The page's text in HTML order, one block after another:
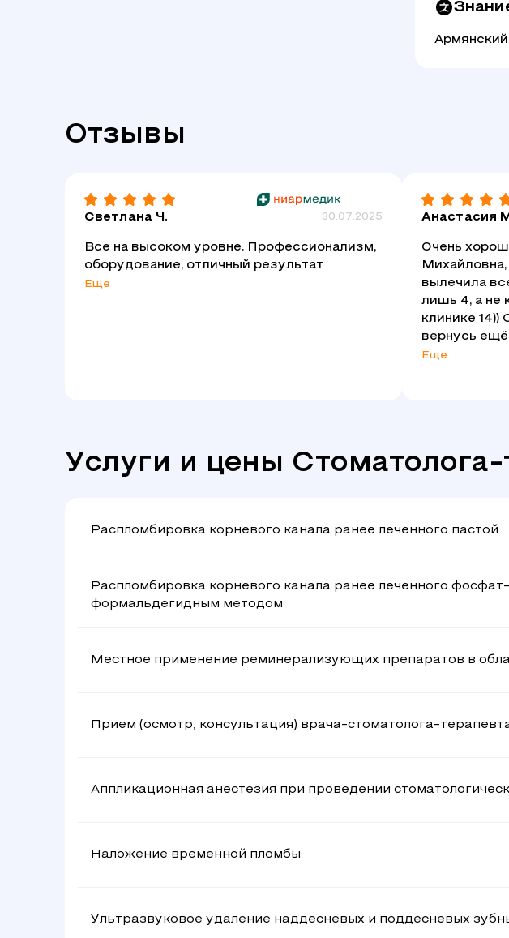
Армянский
Отзывы
Светлана Ч. 30.07.2025
Все на высоком уровне. Профессионализм,
оборудование, отличный результат
Еще
Анастасия
Очень
вылечила
лишь 4, а не
клинике 14))
вернусь ещё
Еще
Услуги и цены Стоматолога-
Распломбировка корневого канала ранее леченного пастой
Распломбировка корневого канала ранее леченного
формальдегидным методом
Местное применение реминерализующих препаратов в
Прием (осмотр, консультация) врача-стоматолога-
Аппликационная анестезия при проведении
Наложение временной пломбы
Ультразвуковое удаление наддесневых и поддесневых